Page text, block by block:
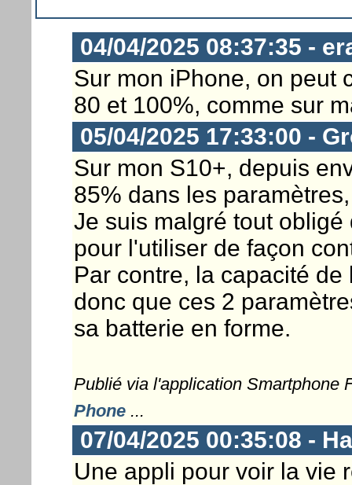
04/04/2025 08:37:35 -
Sur mon iPhone, on peut
80 et 100%, comme sur
05/04/2025 17:33:00 -
Sur mon S10+, depuis
85% dans les
Je suis malgré tout
pour l'utiliser de façon
Par contre, la capacité
donc que ces 2
sa batterie en forme.
Publié via l'application Smartphone
Phone...
07/04/2025 00:35:08 -
Une appli pour voir la vie